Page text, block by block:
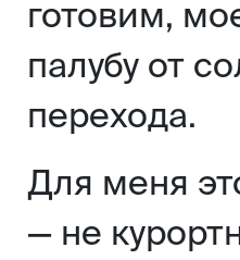
готовим,
палубу от
перехода.
Для меня
— не